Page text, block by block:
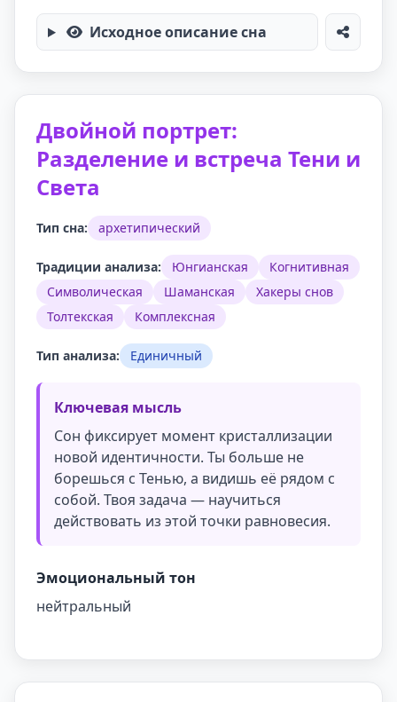
Исходное описание сна
Двойной портрет:
Разделение и встреча Тени и
Света
Тип сна: архетипический
Традиции анализа: Юнгианская
Когнитивная
Символическая
Шаманская
Хакеры снов
Толтекская
Комплексная
Тип анализа: Единичный
Ключевая мысль
Сон фиксирует момент кристаллизации
новой идентичности. Ты больше не
борешься с Тенью, а видишь её рядом с
собой. Твоя задача — научиться
действовать из этой точки равновесия.
Эмоциональный тон
нейтральный